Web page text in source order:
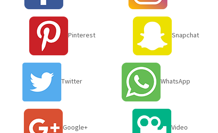
Pinterest Snapchat
Twitter WhatsApp
Google+ Video